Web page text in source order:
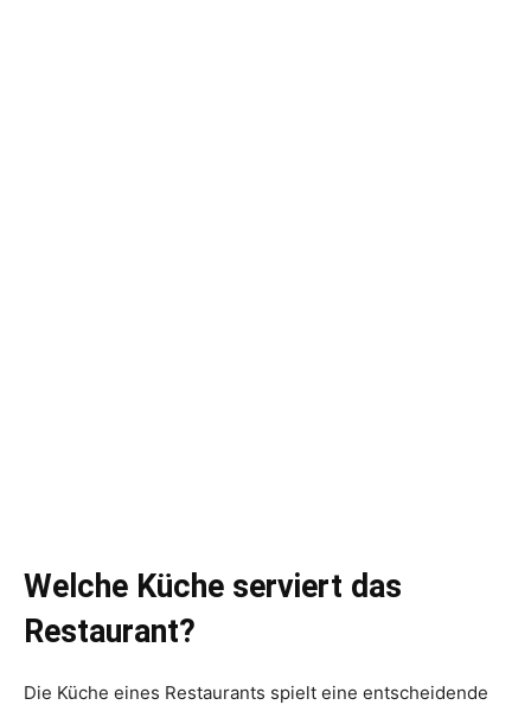
Welche Küche serviert das
Restaurant?
Die Küche eines Restaurants spielt eine entscheidende